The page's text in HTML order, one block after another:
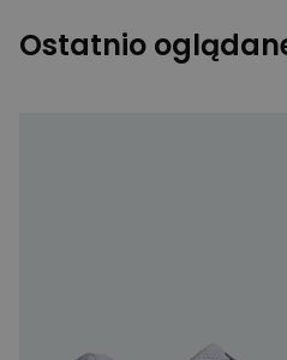
Ostatnio